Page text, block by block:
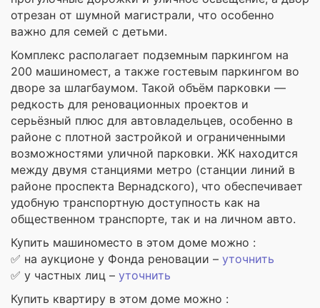
отрезан от шумной магистрали, что особенно
важно для семей с детьми.
Комплекс располагает подземным паркингом на
200 машиномест, а также гостевым паркингом во
дворе за шлагбаумом. Такой объём парковки —
редкость для реновационных проектов и
серьёзный плюс для автовладельцев, особенно в
районе с плотной застройкой и ограниченными
возможностями уличной парковки. ЖК находится
между двумя станциями метро (станции линий в
районе проспекта Вернадского), что обеспечивает
удобную транспортную доступность как на
общественном транспорте, так и на личном авто.
Купить машиноместо в этом доме можно :
✅ на аукционе у Фонда реновации – уточнить
✅ у частных лиц – уточнить
Купить квартиру в этом доме можно :